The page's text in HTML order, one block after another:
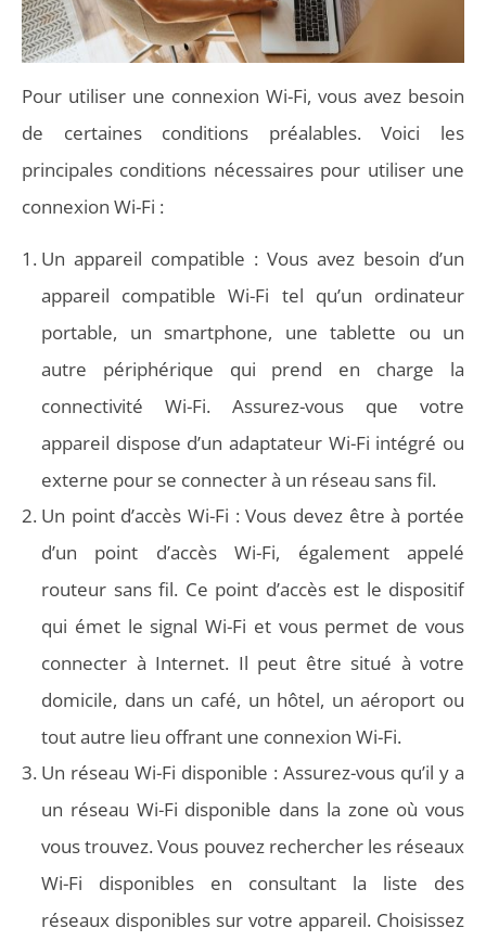
Pour utiliser une connexion Wi-Fi, vous avez besoin
de certaines conditions préalables. Voici les
principales conditions nécessaires pour utiliser une
connexion Wi-Fi :
Un appareil compatible : Vous avez besoin d’un
appareil compatible Wi-Fi tel qu’un ordinateur
portable, un smartphone, une tablette ou un
autre périphérique qui prend en charge la
connectivité Wi-Fi. Assurez-vous que votre
appareil dispose d’un adaptateur Wi-Fi intégré ou
externe pour se connecter à un réseau sans fil.
Un point d’accès Wi-Fi : Vous devez être à portée
d’un point d’accès Wi-Fi, également appelé
routeur sans fil. Ce point d’accès est le dispositif
qui émet le signal Wi-Fi et vous permet de vous
connecter à Internet. Il peut être situé à votre
domicile, dans un café, un hôtel, un aéroport ou
tout autre lieu offrant une connexion Wi-Fi.
Un réseau Wi-Fi disponible : Assurez-vous qu’il y a
un réseau Wi-Fi disponible dans la zone où vous
vous trouvez. Vous pouvez rechercher les réseaux
Wi-Fi disponibles en consultant la liste des
réseaux disponibles sur votre appareil. Choisissez